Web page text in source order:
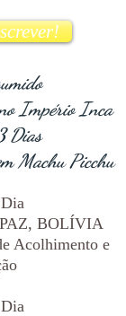
Império Inca
Dias
Machu Picchu
BOLÍVIA
Acolhimento e